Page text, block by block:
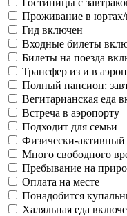
Проживание в юртах/
Гид включен
Входные билеты
Билеты на поезда
Трансфер из и в
Полный пансион:
Вегитарианская еда
Встреча в аэропорту
Подходит для семьи
Физически-активный
Много свободного
Пребывание на
Оплата на месте
Понадобится
Халяльная еда